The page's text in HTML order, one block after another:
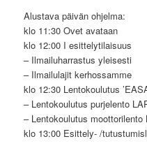
Alustava päivän ohjelma:
klo 11:30 Ovet avataan
klo 12:00 I esittelytilaisuus
– Ilmailuharrastus yleisesti
– Ilmailulajit kerhossamme
klo 12:30 Lentokoulutus
– Lentokoulutus purjelento
– Lentokoulutus
klo 13:00 Esittely- /